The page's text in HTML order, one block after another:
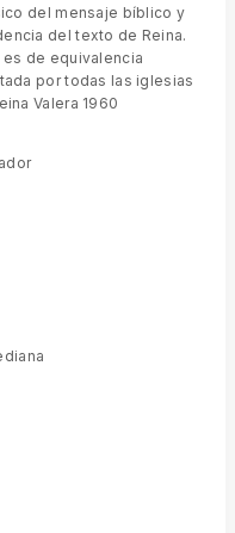
del mensaje bíblico y
del texto de Reina.
es de equivalencia
por todas las iglesias
Valera 1960